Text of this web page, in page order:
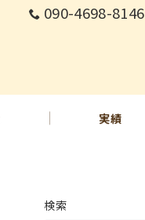
090-4698-8146
実績
検索